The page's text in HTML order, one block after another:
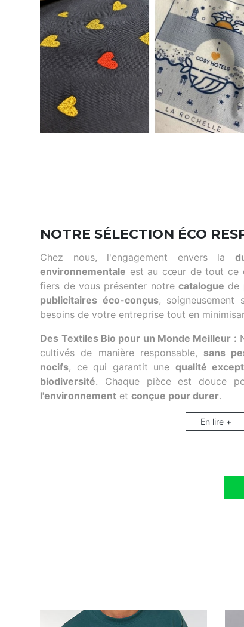
NOTRE SÉLECTION ÉCO
Chez nous, l'engagement envers la
environnementale est au cœur de tout ce
fiers de vous présenter notre catalogue de
publicitaires éco-conçus, soigneusement
besoins de votre entreprise tout en
Des Textiles Bio pour un Monde Meilleur :
cultivés de manière responsable, sans
nocifs, ce qui garantit une qualité
biodiversité. Chaque pièce est douce
l'environnement etconçue pour durer.
En lire +